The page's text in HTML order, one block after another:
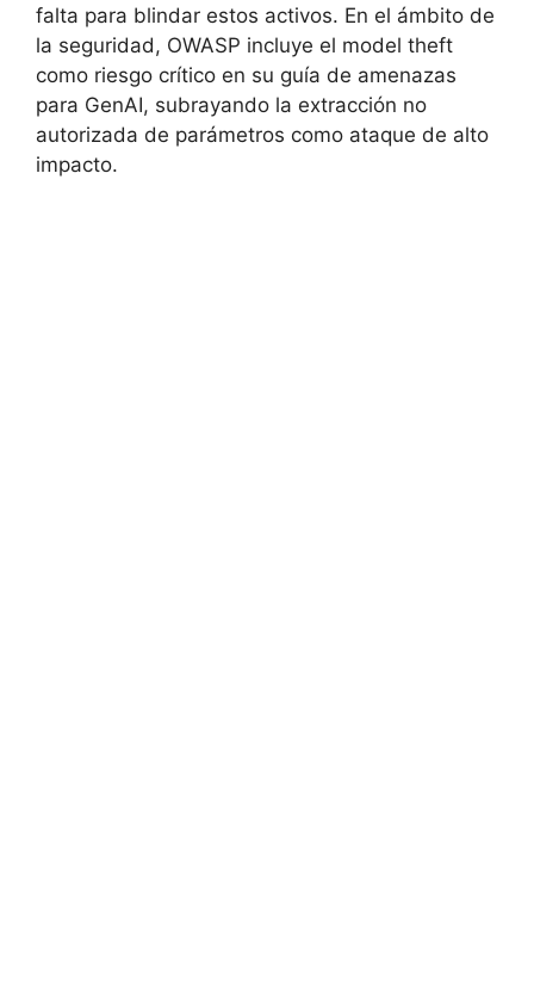
falta para blindar estos activos. En el ámbito de
la seguridad, OWASP incluye el model theft
como riesgo crítico en su guía de amenazas
para GenAI, subrayando la extracción no
autorizada de parámetros como ataque de alto
impacto.